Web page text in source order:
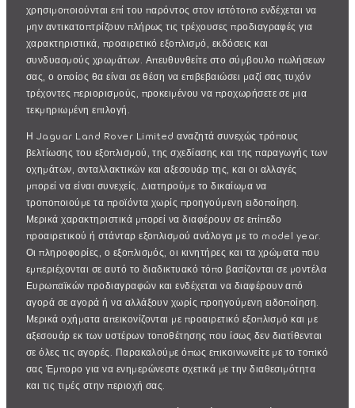
χρησιμοποιούνται επί του παρόντος στον ιστότοπο ενδέχεται να
μην αντικατοπτρίζουν πλήρως τις τρέχουσες προδιαγραφές για
χαρακτηριστικά, προαιρετικό εξοπλισμό, εκδόσεις και
συνδυασμούς χρωμάτων. Απευθυνθείτε στο σύμβουλο πωλήσεων
σας, ο οποίος θα είναι σε θέση να επιβεβαιώσει μαζί σας τυχόν
τρέχοντες περιορισμούς, προκειμένου να προχωρήσετε σε μια
τεκμηριωμένη επιλογή.
Η Jaguar Land Rover Limited αναζητά συνεχώς τρόπους
βελτίωσης του εξοπλισμού, της σχεδίασης και της παραγωγής των
οχημάτων, ανταλλακτικών και αξεσουάρ της, και οι αλλαγές
μπορεί να είναι συνεχείς. Διατηρούμε το δικαίωμα να
τροποποιούμε τα προϊόντα χωρίς προηγούμενη ειδοποίηση.
Μερικά χαρακτηριστικά μπορεί να διαφέρουν σε επίπεδο
προαιρετικού ή στάνταρ εξοπλισμού ανάλογα με το model year.
Οι πληροφορίες, ο εξοπλισμός, οι κινητήρες και τα χρώματα που
εμπεριέχονται σε αυτό το διαδικτυακό τόπο βασίζονται σε μοντέλα
Ευρωπαϊκών προδιαγραφών και ενδέχεται να διαφέρουν από
αγορά σε αγορά ή να αλλάξουν χωρίς προηγούμενη ειδοποίηση.
Μερικά οχήματα απεικονίζονται με προαιρετικό εξοπλισμό και με
αξεσουάρ εκ των υστέρων τοποθέτησης που ίσως δεν διατίθενται
σε όλες τις αγορές. Παρακαλούμε όπως επικοινωνείτε με το τοπικό
σας Έμπορο για να ενημερώνεστε σχετικά με την διαθεσιμότητα
και τις τιμές στην περιοχή σας.